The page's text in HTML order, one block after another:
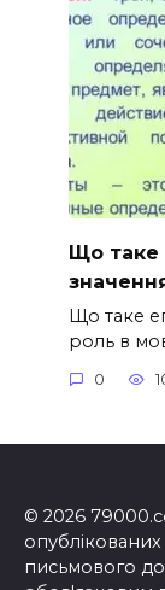
Що таке
Що таке
роль в
0
© 2026
опублікованих
письмового